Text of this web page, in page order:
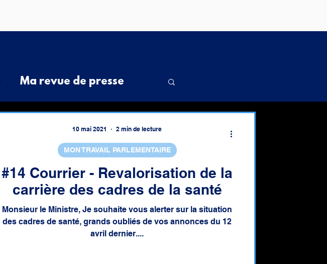
Ma revue de presse
#14 Courrier - Revalorisation de la
carrière des cadres de la santé
Monsieur le Ministre, Je souhaite vous alerter sur la situation
des cadres de santé, grands oubliés de vos annonces du 12
avril dernier....
MON TRAVAIL PARLEMENTAIRE
10 mai 2021 2 min de lecture